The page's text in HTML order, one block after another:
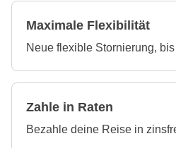
Maximale Flexibilität
Neue flexible Stornierung,
Zahle in Raten
Bezahle deine Reise in